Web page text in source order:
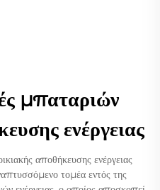
μπαταριών
ενέργειας
αποθήκευσης ενέργειας
τομέα εντός της